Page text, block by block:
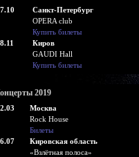
Санкт-Петербург
OPERA club
Купить билеты
Киров
GAUDI Hall
Купить билеты
2019
Москва
Rock House
Билеты
Кировская область
«Взлётная полоса»